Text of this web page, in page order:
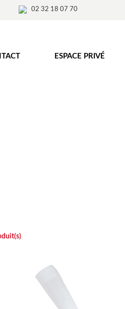
02 32 18 07 70
ESPACE PRIVÉ